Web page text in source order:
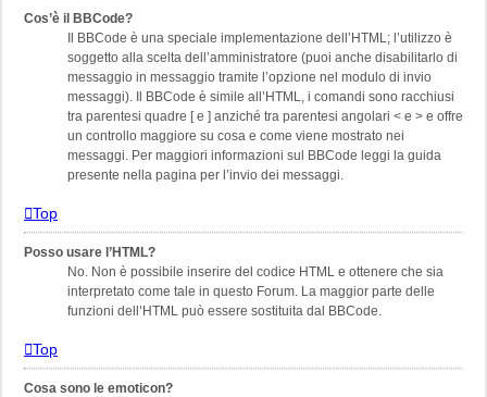
Cos’è il BBCode?
Il BBCode è una speciale implementazione dell’HTML; l’utilizzo è
soggetto alla scelta dell’amministratore (puoi anche disabilitarlo di
messaggio in messaggio tramite l’opzione nel modulo di invio
messaggi). Il BBCode è simile all’HTML, i comandi sono racchiusi
tra parentesi quadre [ e ] anziché tra parentesi angolari < e > e offre
un controllo maggiore su cosa e come viene mostrato nei
messaggi. Per maggiori informazioni sul BBCode leggi la guida
presente nella pagina per l’invio dei messaggi.
Top
Posso usare l’HTML?
No. Non è possibile inserire del codice HTML e ottenere che sia
interpretato come tale in questo Forum. La maggior parte delle
funzioni dell’HTML può essere sostituita dal BBCode.
Top
Cosa sono le emoticon?